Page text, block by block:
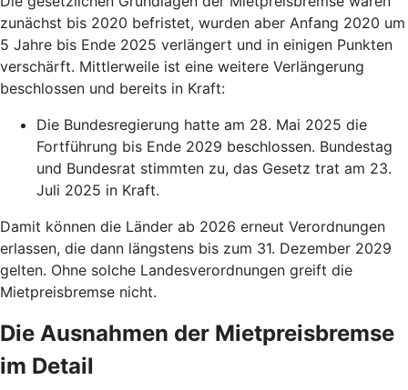
zunächst bis 2020 befristet, wurden aber Anfang 2020 um
5 Jahre bis Ende 2025 verlängert und in einigen Punkten
verschärft. Mittlerweile ist eine weitere Verlängerung
beschlossen und bereits in Kraft:
Die Bundesregierung hatte am 28. Mai 2025 die
Fortführung bis Ende 2029 beschlossen. Bundestag
und Bundesrat stimmten zu, das Gesetz trat am 23.
Juli 2025 in Kraft.
Damit können die Länder ab 2026 erneut Verordnungen
erlassen, die dann längstens bis zum 31. Dezember 2029
gelten. Ohne solche Landesverordnungen greift die
Mietpreisbremse nicht.
Die Ausnahmen der Mietpreisbremse
im Detail